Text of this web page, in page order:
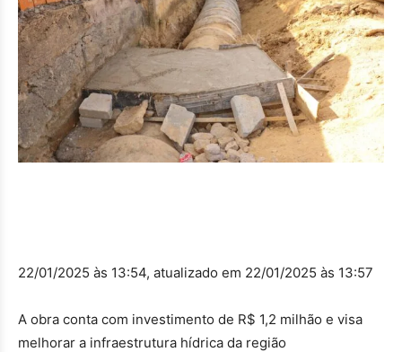
22/01/2025 às 13:54, atualizado em 22/01/2025 às 13:57
A obra conta com investimento de R$ 1,2 milhão e visa
melhorar a infraestrutura hídrica da região